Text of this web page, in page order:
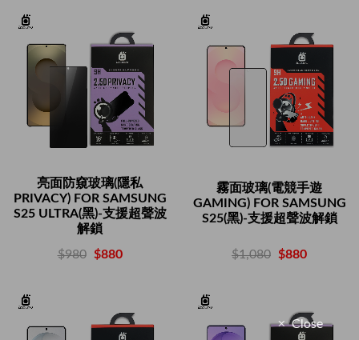
亮面防窺玻璃(隱私
PRIVACY) FOR SAMSUNG
S25 ULTRA(黑)-支援超聲波
解鎖
$980 $880
霧面玻璃(電競手遊
GAMING) FOR SAMSUNG
S25(黑)-支援超聲波解鎖
$1,080 $880
Close